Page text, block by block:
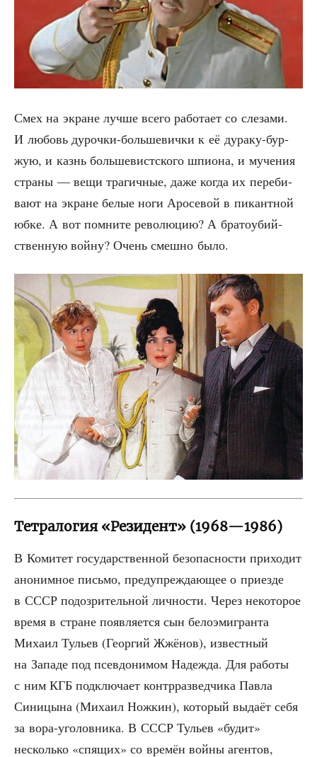
Смех на экране луч­ше все­го рабо­та­ет со сле­за­ми.
И любовь дуроч­ки-боль­ше­вич­ки к её дура­ку-бур­
жую, и казнь боль­ше­вист­ско­го шпи­о­на, и муче­ния
стра­ны — вещи тра­гич­ные, даже когда их пере­би­
ва­ют на экране белые ноги Аро­се­вой в пикант­ной
юбке. А вот помни­те рево­лю­цию? А бра­то­убий­
ствен­ную вой­ну? Очень смеш­но было.
Тетралогия «Резидент» (1968—1986)
В Коми­тет госу­дар­ствен­ной без­опас­но­сти при­хо­дит
ано­ним­ное пись­мо, пре­ду­пре­жда­ю­щее о при­ез­де
в СССР подо­зри­тель­ной лич­но­сти. Через неко­то­рое
вре­мя в стране появ­ля­ет­ся сын бело­эми­гран­та
Миха­ил Тульев (Геор­гий Жжё­нов), извест­ный
на Запа­де под псев­до­ни­мом Надеж­да. Для рабо­ты
с ним КГБ под­клю­ча­ет контр­раз­вед­чи­ка Пав­ла
Сини­цы­на (Миха­ил Нож­кин), кото­рый выда­ёт себя
за вора-уго­лов­ни­ка. В СССР Тульев «будит»
несколь­ко «спя­щих» со вре­мён вой­ны аген­тов,